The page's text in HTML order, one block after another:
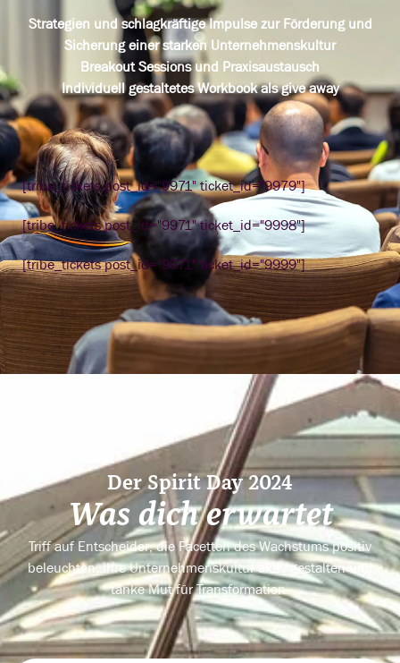
Strategien und schlagkräftige Impulse zur Förderung und
Sicherung einer starken Unternehmenskultur
Breakout Sessions und Praxisaustausch
Individuell gestaltetes Workbook als give away
[tribe_tickets post_id="9971" ticket_id="9979"]
[tribe_tickets post_id="9971" ticket_id="9998"]
[tribe_tickets post_id="9971" ticket_id="9999"]
Der Spirit Day 2024
Was dich erwartet
Triff auf Entscheider, die Facetten des Wachstums positiv
beleuchten, ihre Unternehmenskultur aktiv gestalten und
tanke Mut für Transformation.